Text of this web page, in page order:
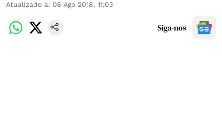
Atualizado a: 06 Ago 2018, 11:03
Siga-nos